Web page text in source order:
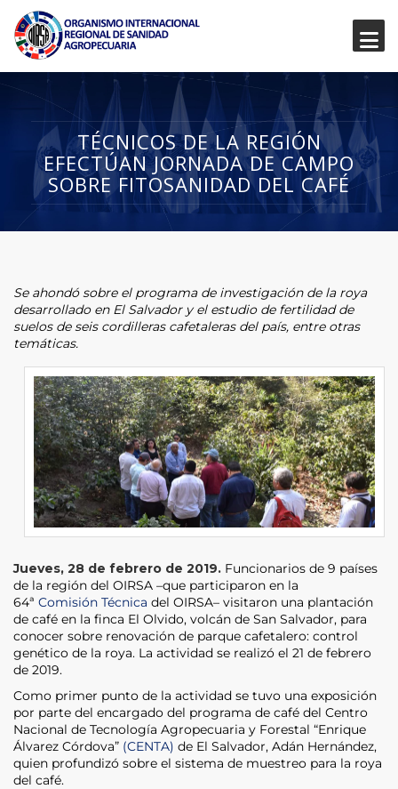
TÉCNICOS DE LA REGIÓN
EFECTÚAN JORNADA DE CAMPO
SOBRE FITOSANIDAD DEL CAFÉ
Se ahondó sobre el programa de investigación de la roya
desarrollado en El Salvador y el estudio de fertilidad de
suelos de seis cordilleras cafetaleras del país, entre otras
temáticas.
Jueves, 28 de febrero de 2019. Funcionarios de 9 países
de la región del OIRSA –que participaron en la
64ª Comisión Técnica del OIRSA– visitaron una plantación
de café en la finca El Olvido, volcán de San Salvador, para
conocer sobre renovación de parque cafetalero: control
genético de la roya. La actividad se realizó el 21 de febrero
de 2019.
Como primer punto de la actividad se tuvo una exposición
por parte del encargado del programa de café del Centro
Nacional de Tecnología Agropecuaria y Forestal “Enrique
Álvarez Córdova” (CENTA) de El Salvador, Adán Hernández,
quien profundizó sobre el sistema de muestreo para la roya
del café.